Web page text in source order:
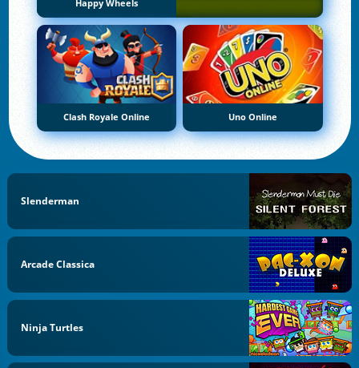
Happy Wheels
Clash Royale Online Uno Online
Slenderman
Arcade Classica
Ninja Turtles